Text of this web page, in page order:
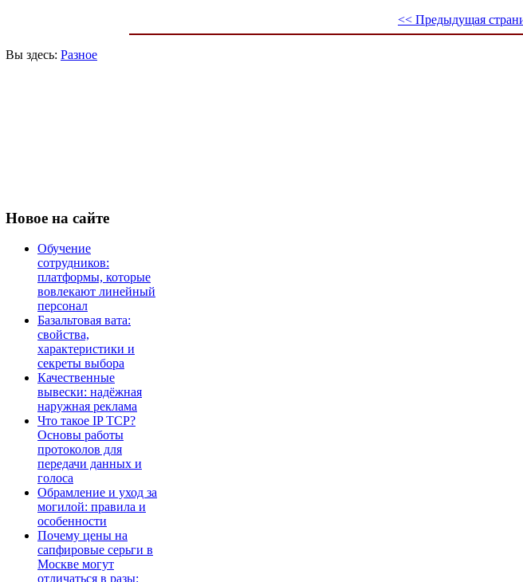
<< Предыдущая
Вы здесь: Разное
Новое на сайте
Обучение
сотрудников:
платформы, которые
вовлекают линейный
персонал
Базальтовая вата:
свойства,
характеристики и
секреты выбора
Качественные
вывески: надёжная
наружная реклама
Что такое IP TCP?
Основы работы
протоколов для
передачи данных и
голоса
Обрамление и уход за
могилой: правила и
особенности
Почему цены на
сапфировые серьги в
Москве могут
отличаться в разы: